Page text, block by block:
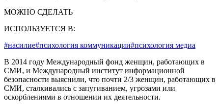
МОЖНО СДЕЛАТЬ
ИСПОЛЬЗУЕТСЯ В:
#насилие#психология коммуникации#психология медиа
В 2014 году Международный фонд женщин, работающих в
СМИ, и Международный институт информационной
безопасности выяснили, что почти 2/3 женщин, работающих в
СМИ, сталкивались с запугиванием, угрозами или
оскорблениями в отношении их деятельности.